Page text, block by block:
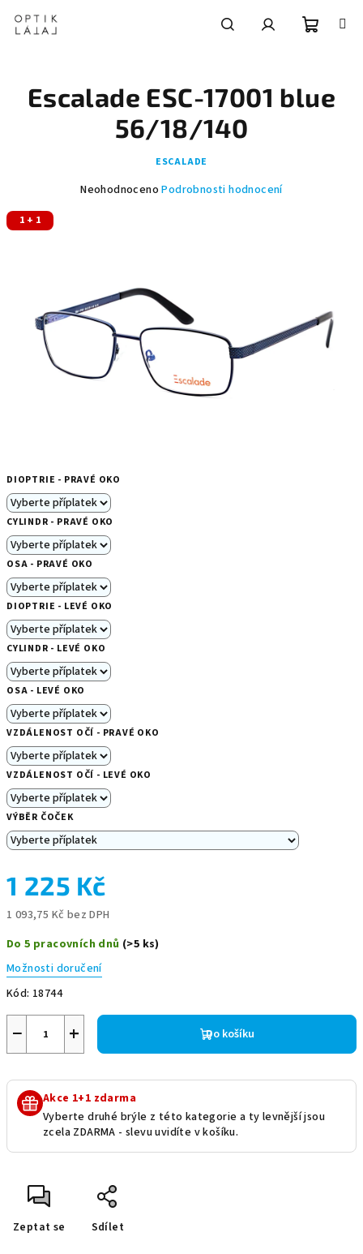
obsah
košík
DIOPTRIE - PRAVÉ OKO
CYLINDR - PRAVÉ OKO
OSA - PRAVÉ OKO
DIOPTRIE - LEVÉ OKO
CYLINDR - LEVÉ OKO
OSA - LEVÉ OKO
VZDÁLENOST OČÍ - PRAVÉ OKO
VZDÁLENOST OČÍ - LEVÉ OKO
VÝBĚR ČOČEK
1 225 Kč
1 093,75 Kč bez DPH
cena:
Do 5 pracovních dnů (>5 ks)
Možnosti doručení
Kód: 18744
+
− Do košíku
Akce 1+1 zdarma
Vyberte druhé brýle z této kategorie a ty levnější jsou
zcela ZDARMA - slevu uvidíte v košíku.
Zeptat se Sdílet
Escalade ESC-17001 blue
56/18/140
ESCALADE
Průměrné
hvězdiček.
Neohodnoceno Podrobnosti hodnocení
1 + 1